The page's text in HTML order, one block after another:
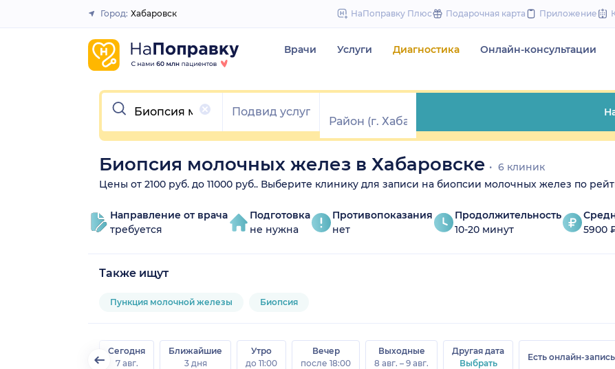
to
Закрыть
Город: Хабаровск НаПоправку Плюс Подарочная карта Приложение
Врачи Услуги Диагностика Онлайн-консультации
Очистить
Биопсия молочных желез в Хабаровске
6 клиник
Цены от 2100 руб. до 11000 руб.. Выберите клинику для записи на биопсии молочных желез по
Направление от врача
требуется
Подготовка
не нужна
Противопоказания
нет
Продолжительность
10-20 минут
5900
Также ищут
Пункция молочной железы Биопсия
Сегодня
7 авг.
Ближайшие
3 дня
Утро
до 11:00
Вечер
после 18:00
Выходные
8 авг. – 9 авг.
Другая дата
Выбрать
Есть онлайн-запись